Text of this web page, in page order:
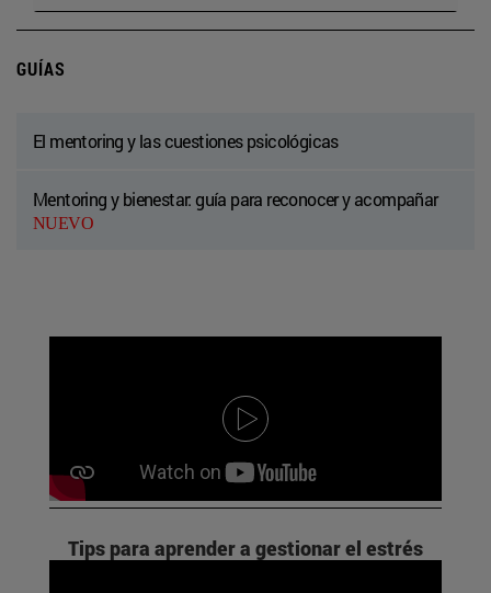
GUÍAS
El mentoring y las cuestiones psicológicas
Mentoring y bienestar: guía para reconocer y acompañar
NUEVO
Tips para aprender a gestionar el estrés